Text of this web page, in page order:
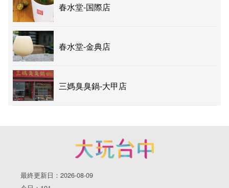
春水堂-国際店
春水堂-金典店
三媽臭臭鍋-大甲店
最終更新日：2026-08-09